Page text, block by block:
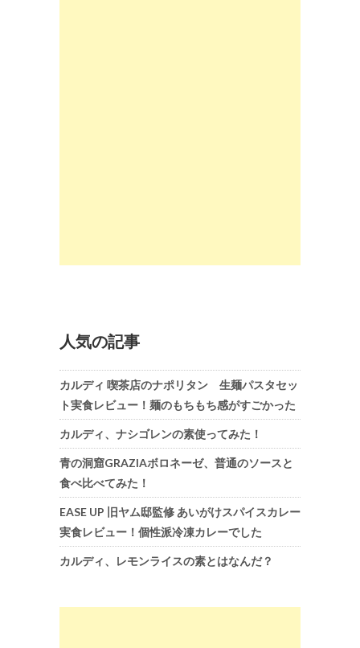
人気の記事
カルディ 喫茶店のナポリタン 生麺パスタセッ
ト実食レビュー！麺のもちもち感がすごかった
カルディ、ナシゴレンの素使ってみた！
青の洞窟GRAZIAボロネーゼ、普通のソースと
食べ比べてみた！
EASE UP 旧ヤム邸監修 あいがけスパイスカレー
実食レビュー！個性派冷凍カレーでした
カルディ、レモンライスの素とはなんだ？